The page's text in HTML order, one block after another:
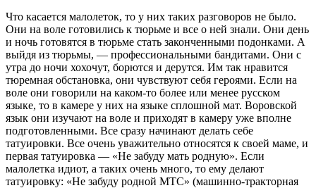
Что касается малолеток, то у них таких разговоров не было.
Они на воле готовились к тюрьме и все о ней знали. Они день
и ночь готовятся в тюрьме стать законченными подонками. А
выйдя из тюрьмы, — профессиональными бандитами. Они с
утра до ночи хохочут, борются и дерутся. Им так нравится
тюремная обстановка, они чувствуют себя героями. Если на
воле они говорили на каком-то более или менее русском
языке, то в камере у них на языке сплошной мат. Воровской
язык они изучают на воле и приходят в камеру уже вполне
подготовленными. Все сразу начинают делать себе
татуировки. Все очень уважительно относятся к своей маме, и
первая татуировка — «Не забуду мать родную». Если
малолетка идиот, а таких очень много, то ему делают
татуировку: «Не забуду родной МТС» (машинно-тракторная